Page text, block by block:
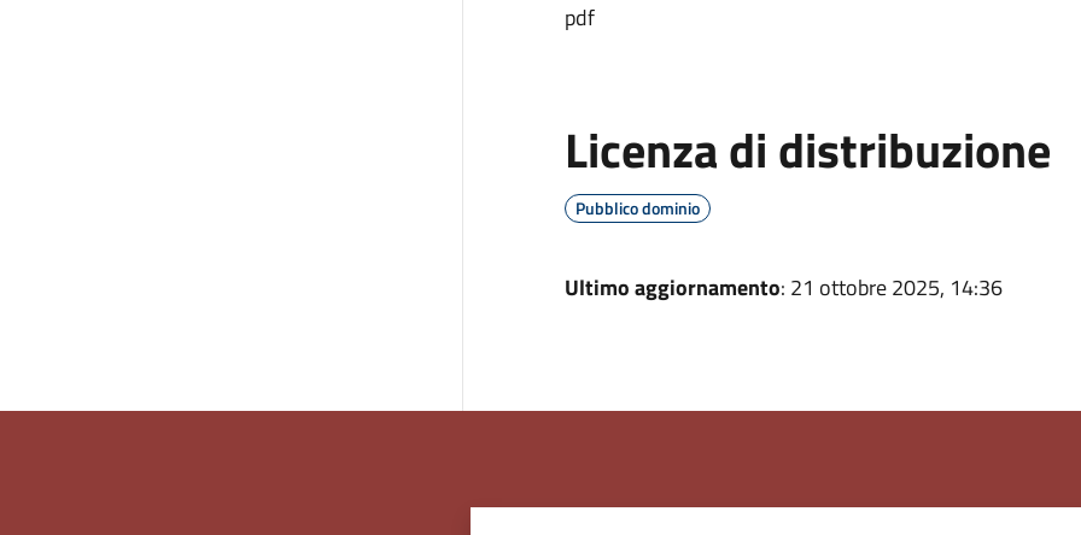
pdf
Licenza di distribuzione
Pubblico dominio
Ultimo aggiornamento: 21 ottobre 2025, 14:36